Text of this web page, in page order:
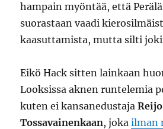
hampain myöntää, että
suorastaan vaadi
kaasuttamista, mutta silti
Eikö Hack sitten lainkaan
Looksissa aknen runtelemia
kuten ei kansanedustajaReijo
Tossavainenkaan, jokailman